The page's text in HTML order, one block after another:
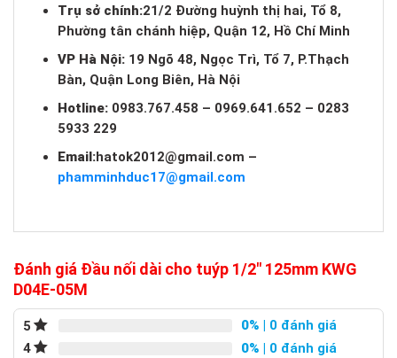
Trụ sở chính:21/2 Đường huỳnh thị hai, Tổ 8,
Phường tân chánh hiệp, Quận 12, Hồ Chí Minh
VP Hà Nội: 19 Ngõ 48, Ngọc Trì, Tổ 7, P.Thạch
Bàn, Quận Long Biên, Hà Nội
Hotline: 0983.767.458 – 0969.641.652 – 0283
5933 229
Email:hatok2012@gmail.com –
phamminhduc17@gmail.com
Đánh giá Đầu nối dài cho tuýp 1/2″ 125mm KWG
D04E-05M
5 0% | 0 đánh giá
4
0% | 0 đánh giá